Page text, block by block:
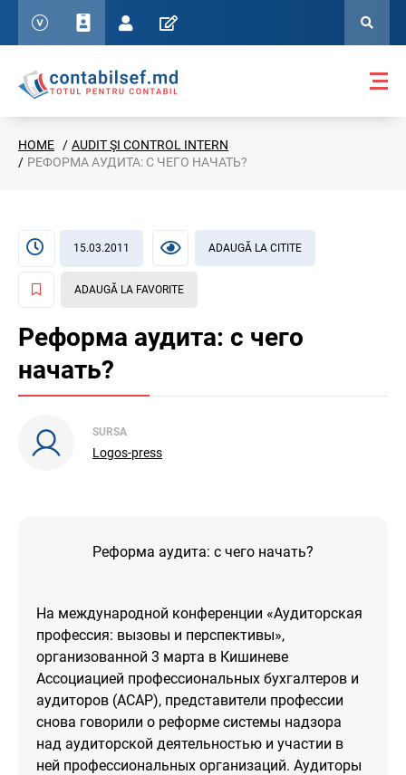
HOME
AUDIT ŞI CONTROL INTERN
РЕФОРМА АУДИТА: С ЧЕГО НАЧАТЬ?
15.03.2011 ADAUGĂ LA CITITE
ADAUGĂ LA FAVORITE
Реформа аудита: с чего
начать?
SURSA
Logos-press
Реформа аудита: с чего начать?
На международной конференции «Аудиторская
профессия: вызовы и перспективы»,
организованной 3 марта в Кишиневе
Ассоциацией профессиональных бухгалтеров и
аудиторов (АСАР), представители профессии
снова говорили о реформе системы надзора
над аудиторской деятельностью и участии в
ней профессиональных организаций. Аудиторы